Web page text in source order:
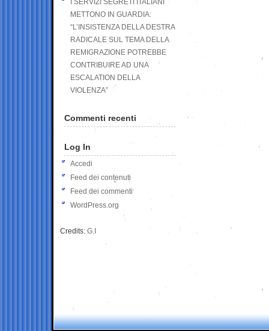
I SERVIZI SEGRETI ITALIANI
METTONO IN GUARDIA:
“L’INSISTENZA DELLA DESTRA
RADICALE SUL TEMA DELLA
REMIGRAZIONE POTREBBE
CONTRIBUIRE AD UNA
ESCALATION DELLA
VIOLENZA”
Commenti recenti
Log In
Accedi
Feed dei contenuti
Feed dei commenti
WordPress.org
Credits: G.I